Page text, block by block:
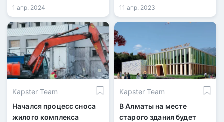
склонах и в предгорье
города Алматы.
1 апр. 2024
района был поднят вопрос
о законности расширения
кафе «Lova Kitchen» по
адресу улица Толе би,
24Б.
11 апр. 2023
Kapster Team
Начался процесс сноса
жилого комплекса
Kapster Team
В Алматы на месте
старого здания будет